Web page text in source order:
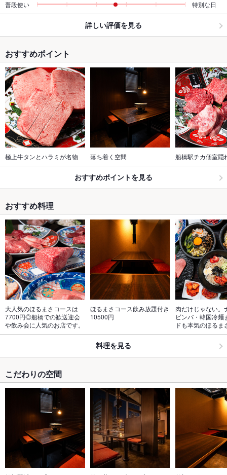
普段使い
特別な日
詳しい評価を見る
おすすめポイント
極上牛タンとハラミが名物 落ち着く空間 船橋駅チカ個室隠
おすすめポイントを見る
おすすめ料理
大人気のほるまさコースは
7700円◎船橋での歓送迎会
や飲み会に人気のお店です。
ほるまさコース飲み放題付き
10500円
肉だけじゃない。
ビンバ・韓国冷麺
ドも本気のほるま
料理を見る
こだわりの空間